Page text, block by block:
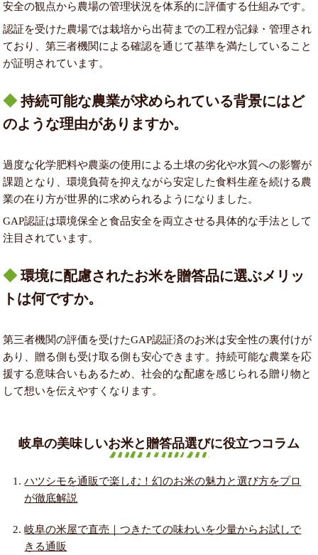
安全の観点から農場の管理状況を体系的に評価する仕組みです。
認証を受けた農場では栽培から出荷までの工程が記録・管理され
ており、第三者機関による確認を通じて基準を満たしていること
が証明されています。
持続可能な農業が求められている背景にはど
のような理由がありますか。
過度な化学肥料や農薬の使用による土壌の劣化や水質への影響が
課題となり、環境負荷を抑えながら安定した食料生産を続ける農
業の在り方が世界的に求められるようになりました。
GAP認証は環境保全と食品安全を両立させる具体的な手法として
注目されています。
環境に配慮されたお米を贈答品に選ぶメリッ
トは何ですか。
第三者機関の評価を受けたGAP認証済のお米は安全性の裏付けが
あり、贈る側も受け取る側も安心できます。持続可能な農業を応
援する意味合いもあるため、社会的な配慮を感じられる贈り物と
して想いを伝えやすくなります。
岐阜の美味しいお米と贈答品選びに役立つコラム
ハツシモを通販で楽しむ！幻のお米の魅力と選び方をプロ
が徹底解説
岐阜の米屋で直売｜つきたての味わいを少量からお試しで
きる通販